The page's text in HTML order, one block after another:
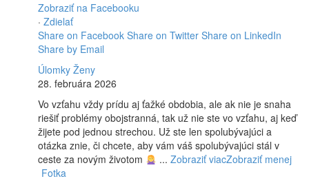
Zobraziť na Facebooku
· Zdielať
Share on Facebook Share on Twitter Share on LinkedIn
Share by Email
Úlomky Ženy
28. februára 2026
Vo vzťahu vždy prídu aj ťažké obdobia, ale ak nie je snaha
riešiť problémy obojstranná, tak už nie ste vo vzťahu, aj keď
žijete pod jednou strechou. Už ste len spolubývajúci a
otázka znie, či chcete, aby vám váš spolubývajúci stál v
ceste za novým životom
... Zobraziť viacZobraziť menej
Fotka